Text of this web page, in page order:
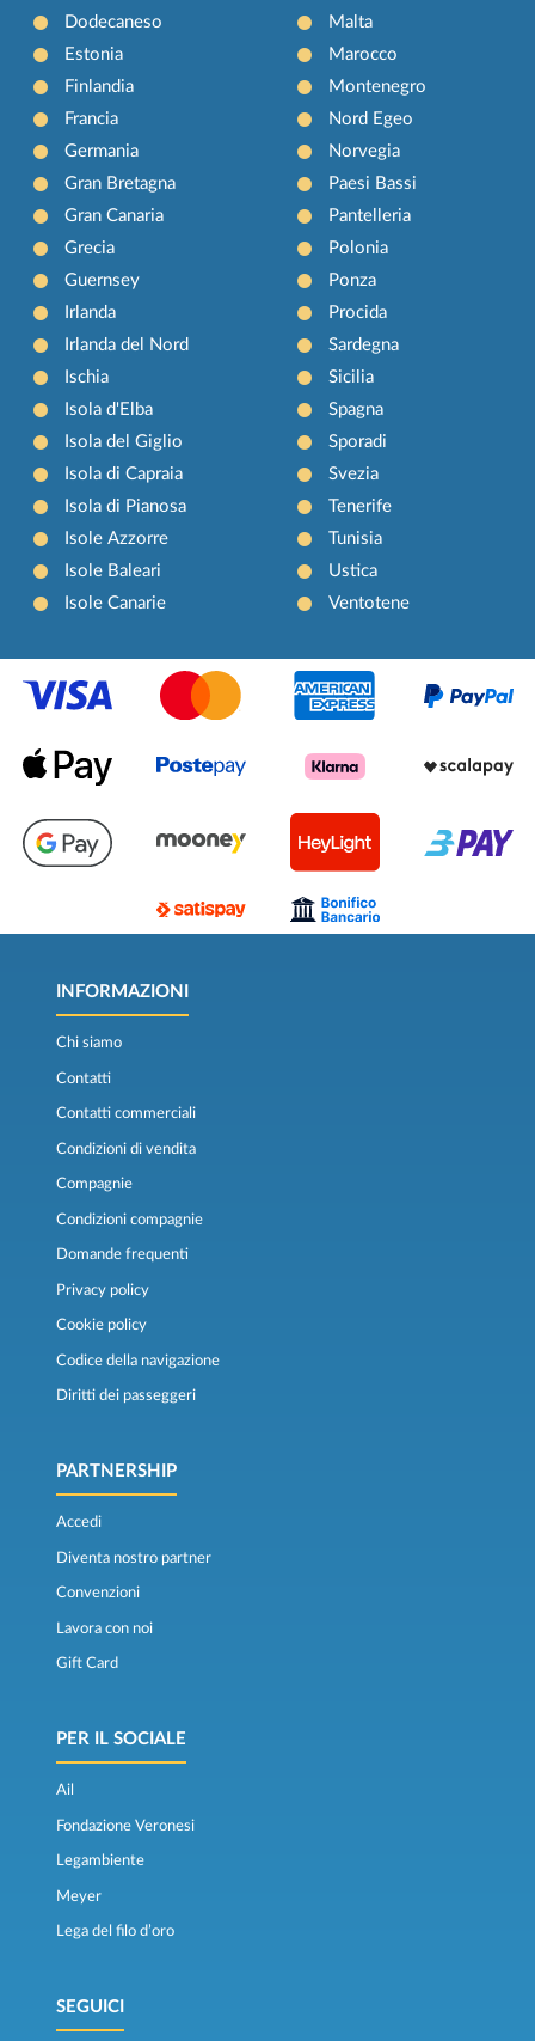
Dodecaneso
Estonia
Finlandia
Francia
Germania
Gran Bretagna
Gran Canaria
Grecia
Guernsey
Irlanda
Irlanda del Nord
Ischia
Isola d'Elba
Isola del Giglio
Isola di Capraia
Isola di Pianosa
Isole Azzorre
Isole Baleari
Isole Canarie
Malta
Marocco
Montenegro
Nord Egeo
Norvegia
Paesi Bassi
Pantelleria
Polonia
Ponza
Procida
Sardegna
Sicilia
Spagna
Sporadi
Svezia
Tenerife
Tunisia
Ustica
Ventotene
INFORMAZIONI
Chi siamo
Contatti
Contatti commerciali
Condizioni di vendita
Compagnie
Condizioni compagnie
Domande frequenti
Privacy policy
Cookie policy
Codice della navigazione
Diritti dei passeggeri
PARTNERSHIP
Accedi
Diventa nostro partner
Convenzioni
Lavora con noi
Gift Card
PER IL SOCIALE
Ail
Fondazione Veronesi
Legambiente
Meyer
Lega del filo d’oro
SEGUICI